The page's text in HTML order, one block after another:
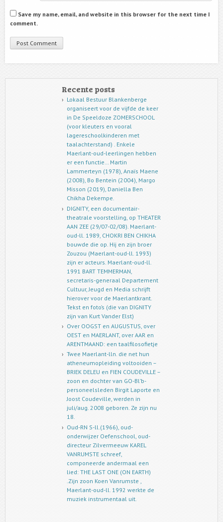
Save my name, email, and website in this browser for the next time I
comment.
Recente posts
Lokaal Bestuur Blankenberge
organiseert voor de vijfde de keer
in De Speeldoze ZOMERSCHOOL
(voor kleuters en vooral
lagereschoolkinderen met
taalachterstand) . Enkele
Maerlant-oud-leerlingen hebben
er een functie… Martin
Lammerteyn (1978), Anaïs Maene
(2008), Bo Bentein (2004), Margo
Misson (2019), Daniella Ben
Chikha Dekempe.
DIGNITY, een documentair-
theatrale voorstelling, op THEATER
AAN ZEE (29/07-02/08). Maerlant-
oud-ll. 1989, CHOKRI BEN CHIKHA
bouwde die op. Hij en zijn broer
Zouzou (Maerlant-oud-ll. 1993)
zijn er acteurs. Maerlant-oud-ll.
1991 BART TEMMERMAN,
secretaris-generaal Departement
Cultuur, Jeugd en Media schrijft
hierover voor de Maerlantkrant.
Tekst en foto’s (die van DIGNITY
zijn van Kurt Vander Elst)
Over OOGST en AUGUSTUS, over
OEST en MAERLANT, over AAR en
ARENTMAAND: een taalfilosofietje
Twee Maerlant-lln. die net hun
atheneumopleiding voltooiden –
BRIEK DELEU en FIEN COUDEVILLE –
zoon en dochter van GO-Bl’b-
personeelsleden Birgit Laporte en
Joost Coudeville, werden in
juli/aug. 2008 geboren. Ze zijn nu
18.
Oud-RN S-ll.(1966), oud-
onderwijzer Oefenschool, oud-
directeur Zilvermeeuw KAREL
VANRUMSTE schreef,
componeerde andermaal een
lied: THE LAST ONE (ON EARTH)
.Zijn zoon Koen Vanrumste ,
Maerlant-oud-ll. 1992 werkte de
muziek instrumentaal uit.